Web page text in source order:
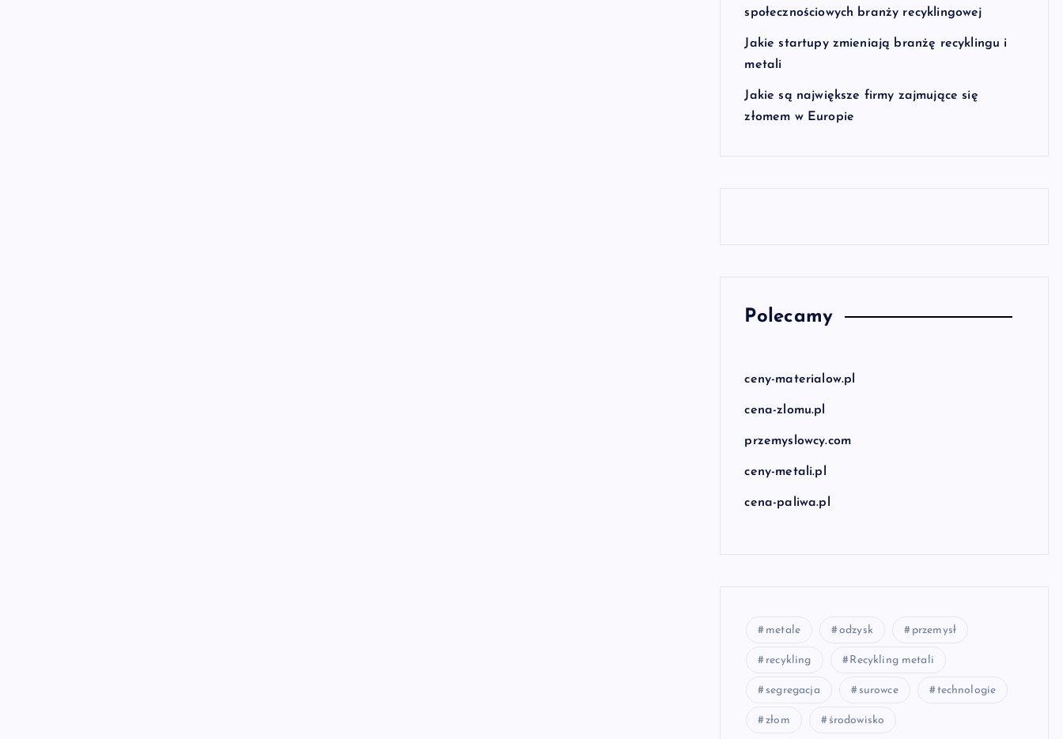
społecznościowych branży recyklingowej
Jakie startupy zmieniają branżę recyklingu i
metali
Jakie są największe firmy zajmujące się
złomem w Europie
Polecamy
ceny-materialow.pl
cena-zlomu.pl
przemyslowcy.com
ceny-metali.pl
cena-paliwa.pl
metale odzysk przemysł
recykling Recykling metali
segregacja surowce technologie
złom środowisko